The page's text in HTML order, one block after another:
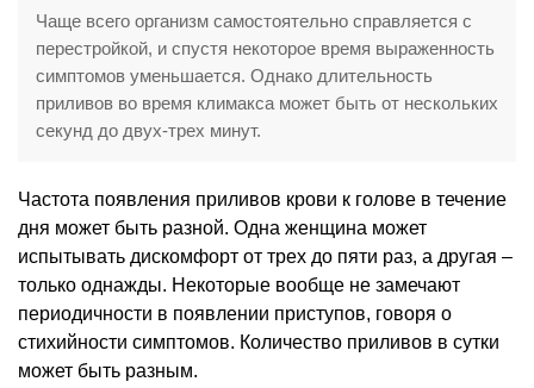
Чаще всего организм самостоятельно справляется с
перестройкой, и спустя некоторое время выраженность
симптомов уменьшается. Однако длительность
приливов во время климакса может быть от нескольких
секунд до двух-трех минут.
Частота появления приливов крови к голове в течение
дня может быть разной. Одна женщина может
испытывать дискомфорт от трех до пяти раз, а другая –
только однажды. Некоторые вообще не замечают
периодичности в появлении приступов, говоря о
стихийности симптомов. Количество приливов в сутки
может быть разным.